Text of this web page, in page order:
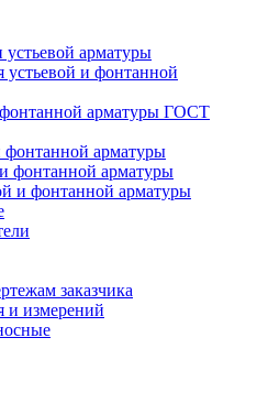
арматуры
и фонтанной
арматуры ГОСТ
фонтанной арматуры
фонтанной арматуры
и фонтанной арматуры
заказчика
и измерений